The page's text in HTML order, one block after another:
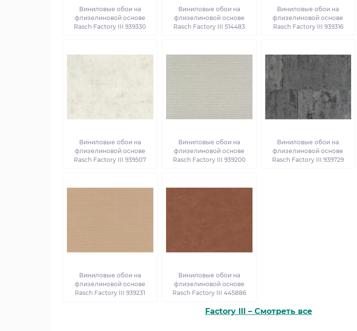
Виниловые обои на
флизелиновой основе
Rasch Factory III 939330
Виниловые обои на
флизелиновой основе
Rasch Factory III 514483
Виниловые обои на
флизелиновой основе
Rasch Factory III 939316
Виниловые обои на
флизелиновой основе
Rasch Factory III 939507
Виниловые обои на
флизелиновой основе
Rasch Factory III 939200
Виниловые обои на
флизелиновой основе
Rasch Factory III 939729
Виниловые обои на
флизелиновой основе
Rasch Factory III 939231
Виниловые обои на
флизелиновой основе
Rasch Factory III 445886
Factory III – Смотреть все